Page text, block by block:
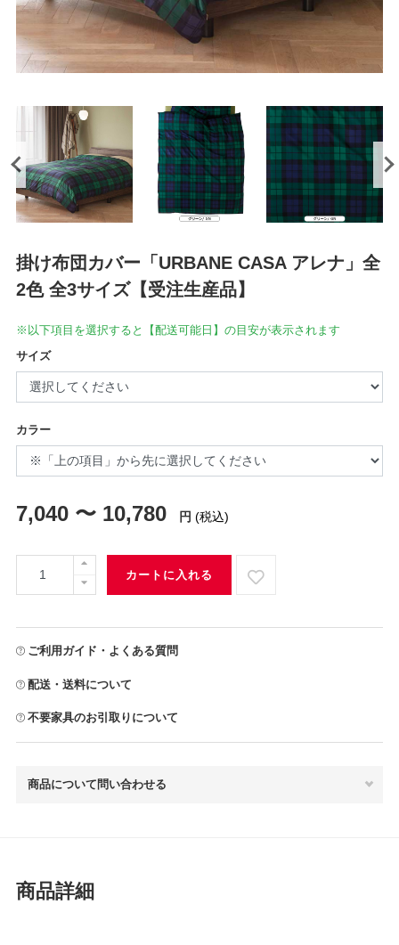
掛け布団カバー「URBANE CASA アレナ」全
2色 全3サイズ【受注生産品】
※以下項目を選択すると【配送可能日】の目安が表示されます
サイズ
カラー
7,040 〜 10,780 円 (税込)
カートに入れる
ご利用ガイド・よくある質問
配送・送料について
不要家具のお引取りについて
商品について問い合わせる
商品詳細